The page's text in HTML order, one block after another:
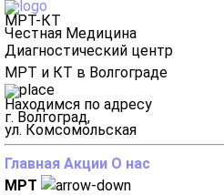
МРТ-КТ
Честная Медицина
Диагностический центр
МРТ и КТ в Волгограде
Находимся по адресу
г. Волгоград,
ул. Комсомольская
Главная Акции О нас
МРТ